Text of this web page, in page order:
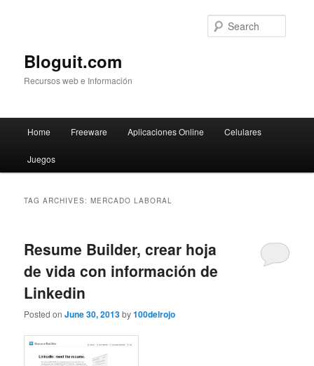
Bloguit.com
Recursos web e Información
Skip
to
Skip
to
Home Freeware Aplicaciones Online Celulares
Juegos
TAG ARCHIVES:MERCADO LABORAL
Resume Builder, crear hoja
de vida con información de
Linkedin
Posted onJune 30, 2013by100delrojo